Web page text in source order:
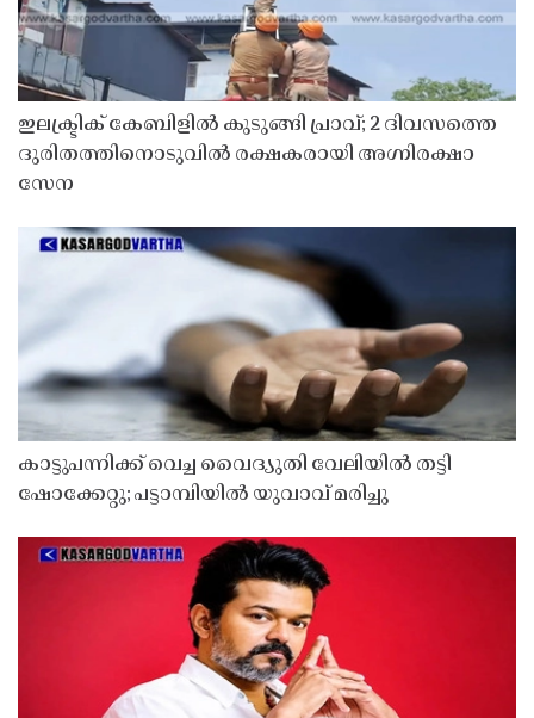
ഇലക്ട്രിക് കേബിളിൽ കുടുങ്ങി പ്രാവ്; 2 ദിവസത്തെ
ദുരിതത്തിനൊടുവിൽ രക്ഷകരായി അഗ്നിരക്ഷാ
സേന
കാട്ടുപന്നിക്ക് വെച്ച വൈദ്യുതി വേലിയിൽ തട്ടി
ഷോക്കേറ്റു; പട്ടാമ്പിയിൽ യുവാവ് മരിച്ചു